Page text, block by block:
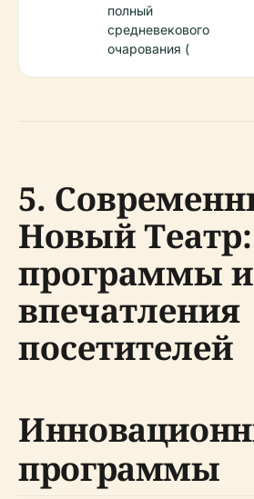
полный
средневекового
очарования (
5.
Новый Театр:
программы и
впечатления
посетителей
программы